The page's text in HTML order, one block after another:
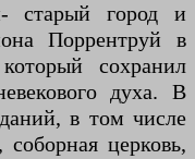
старый город и
Поррентруй в
сохранил
духа. В
в том числе
соборная церковь,